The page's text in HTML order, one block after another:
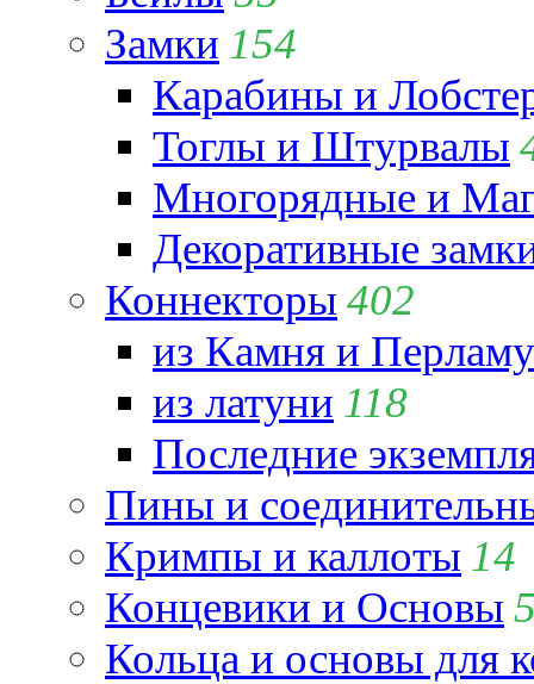
Замки 154
Карабины и
Тоглы и Штурвалы
Многорядные и
Декоративные
Коннекторы 402
из Камня и
из латуни 118
Последние
Пины и
Кримпы и каллоты 14
Концевики и Основы
Кольца и основы для